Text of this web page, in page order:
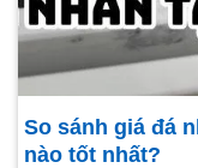
So sánh giá đá
nào tốt nhất?